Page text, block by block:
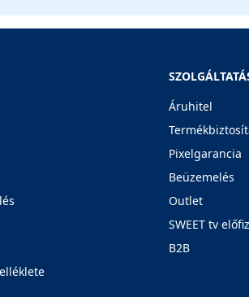
Áruhitel
Pixelgarancia
Beüzemelés
Outlet
SWEET tv
B2B